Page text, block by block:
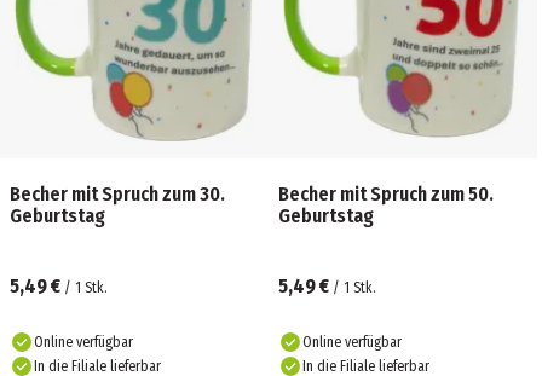
Becher mit Spruch zum 30.
Geburtstag
5,49 € / 1 Stk.
Online verfügbar
In die Filiale lieferbar
Becher mit Spruch zum 50.
Geburtstag
5,49 € / 1 Stk.
Online verfügbar
In die Filiale lieferbar